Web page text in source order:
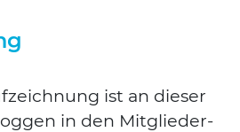
ist an die­ser
in den Mit­glie­der­